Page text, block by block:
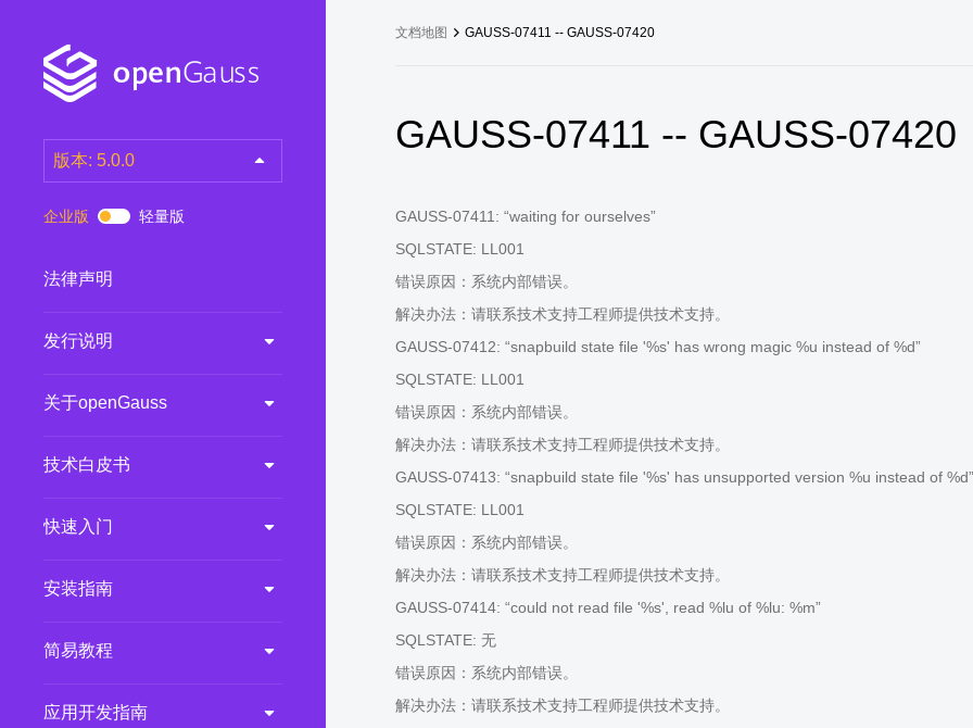
版本: 5.0.0
7.0.0-RC2
6.0.0 (LTS)
5.1.0 (Preview)
2.0.0 (LTS)
3.1.0 (EOM)
2.0.1 (EOM)
企业版 轻量版
法律声明
发行说明
关于openGauss
技术白皮书
快速入门
安装指南
简易教程
应用开发指南
文档地图 GAUSS-07411 -- GAUSS-07420
GAUSS-07411 -- GAUSS-07420
GAUSS-07411: “waiting for ourselves”
SQLSTATE: LL001
错误原因：系统内部错误。
解决办法：请联系技术支持工程师提供技术支持。
GAUSS-07412: “snapbuild state file '%s' has wrong magic %u instead of %d”
SQLSTATE: LL001
错误原因：系统内部错误。
解决办法：请联系技术支持工程师提供技术支持。
GAUSS-07413: “snapbuild state file '%s' has unsupported version %u instead of %d”
SQLSTATE: LL001
错误原因：系统内部错误。
解决办法：请联系技术支持工程师提供技术支持。
GAUSS-07414: “could not read file '%s', read %lu of %lu: %m”
SQLSTATE: 无
错误原因：系统内部错误。
解决办法：请联系技术支持工程师提供技术支持。